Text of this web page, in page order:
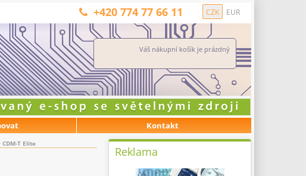
CZK EUR
+420 774 77 66 11
Váš nákupní košík je prázdný
Kontakt
T Elite
Reklama